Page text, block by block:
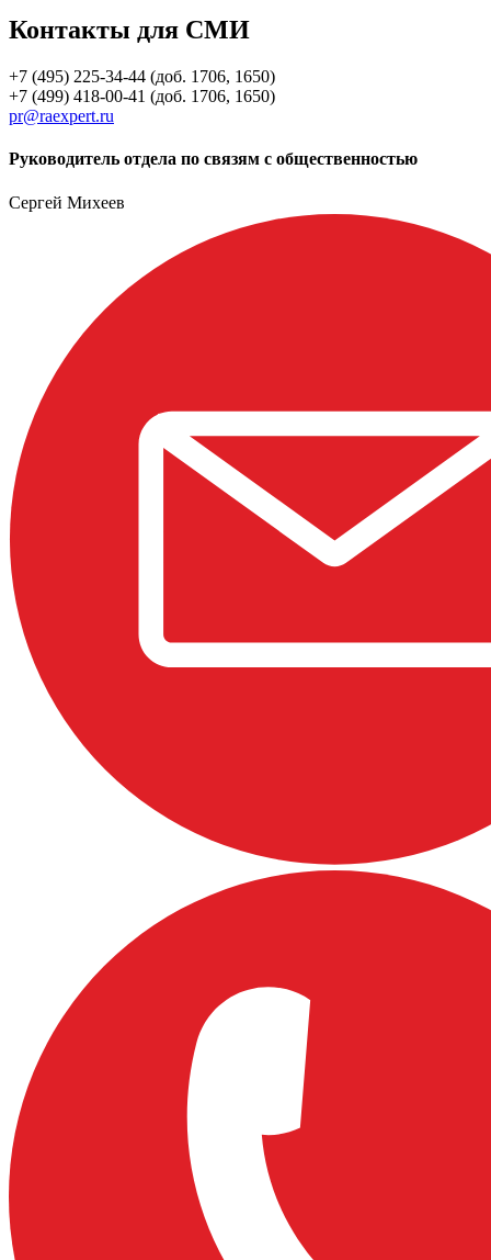
Контакты для СМИ
+7 (495) 225-34-44 (доб. 1706, 1650)
+7 (499) 418-00-41 (доб. 1706, 1650)
pr@raexpert.ru
Руководитель отдела по связям с общественностью
Сергей Михеев